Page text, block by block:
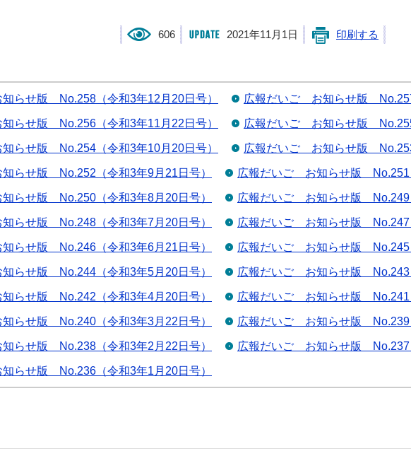
606 2021年11月1日 印刷する
らせ版 No.258（令和3年12月20日号） 広報だいご お知らせ版
らせ版 No.256（令和3年11月22日号） 広報だいご お知らせ版
らせ版 No.254（令和3年10月20日号） 広報だいご お知らせ版
らせ版 No.252（令和3年9月21日号） 広報だいご お知らせ版 No.251
らせ版 No.250（令和3年8月20日号） 広報だいご お知らせ版 No.249
らせ版 No.248（令和3年7月20日号） 広報だいご お知らせ版 No.247
らせ版 No.246（令和3年6月21日号） 広報だいご お知らせ版 No.245
らせ版 No.244（令和3年5月20日号） 広報だいご お知らせ版 No.243
らせ版 No.242（令和3年4月20日号） 広報だいご お知らせ版 No.241
らせ版 No.240（令和3年3月22日号） 広報だいご お知らせ版 No.239
らせ版 No.238（令和3年2月22日号） 広報だいご お知らせ版 No.237
らせ版 No.236（令和3年1月20日号）